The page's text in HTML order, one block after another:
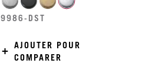
9986-DST
AJOUTER POUR
COMPARER